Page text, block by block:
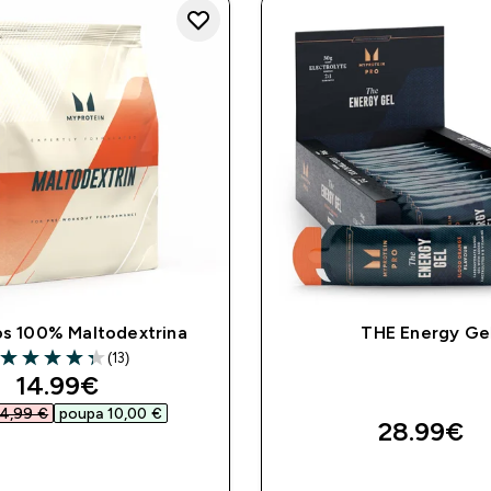
100% Maltodextrina
4.31 out of 5 stars
(13)
discounted price
14.99€‎
€‎ poupa 10,00 €‎
THE Energy
28.99€‎